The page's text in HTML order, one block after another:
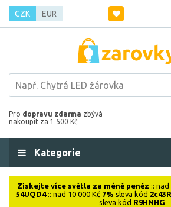
CZK EUR
Pro dopravu zdarma zbývá
nakoupit za 1 500 Kč
Kategorie
Získejte více světla za méně peněz :: nad
54UQD4:: nad 10 000 Kč 7% sleva kód
sleva kód R9HNHG